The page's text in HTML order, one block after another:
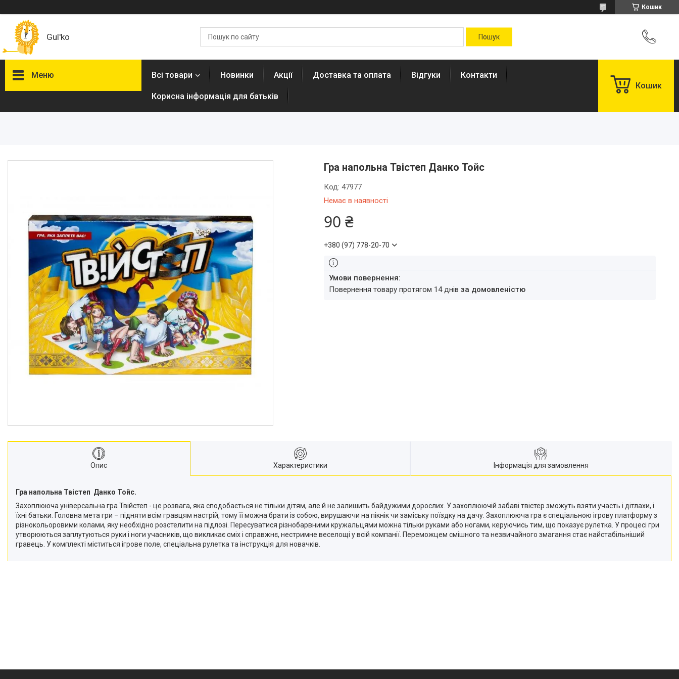
Кошик
Gul'ko
Меню
Дитячі візочки
Меблі дитячі
Дитячий транспорт
Іграшки
Засоби особистої гігієни
Дитяче харчування
Одяг дитячий
Переноски для дітей
Дитяча безпека
Басейни каркасні
Валізи дитячі
Надувна продукція для дітей
Всі товари Новинки Акції Доставка та оплата Відгуки Контакти
Корисна інформація для батьків
Кошик
Гра напольна Твістеп Данко Тойс
Немає в наявності
Код:47977
90 ₴
+380 (97) 778-20-70
повернення товару протягом 14 днівза домовленістю
Опис Характеристики Інформація для замовлення
Гра напольна Твістеп Данко Тойс.
Захоплююча універсальна гра Твійстеп - це розвага, яка сподобається не тільки дітям, але й не залишить байдужими дорослих. У захоплюючій забаві твістер зможуть взяти участь і дітлахи, і
їхні батьки. Головна мета гри – підняти всім гравцям настрій, тому її можна брати із собою, вирушаючи на пікнік чи заміську поїздку на дачу. Захоплююча гра є спеціальною ігрову платформу з
різнокольоровими колами, яку необхідно розстелити на підлозі. Пересуватися різнобарвними кружальцями можна тільки руками або ногами, керуючись тим, що показує рулетка. У процесі гри
утворюються заплутуються руки і ноги учасників, що викликає сміх і справжнє, нестримне веселощі у всій компанії. Переможцем смішного та незвичайного змагання стає найстабільніший
гравець. У комплекті міститься ігрове поле, спеціальна рулетка та інструкція для новачків.